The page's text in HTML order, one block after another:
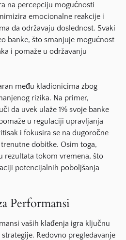
na percepciju mogućnosti
emocionalne reakcije i
da održavaju doslednost. Svaki
banke, što smanjuje mogućnost
i pomaže u održavanju
među kladionicima zbog
rizika. Na primer,
da uvek ulaže 1% svoje banke
u regulaciji upravljanja
i fokusira se na dugoročne
dobitke. Osim toga,
rezultata tokom vremena, što
potencijalnih poboljšanja
Performansi
vaših klađenja igra ključnu
Redovno pregledavanje